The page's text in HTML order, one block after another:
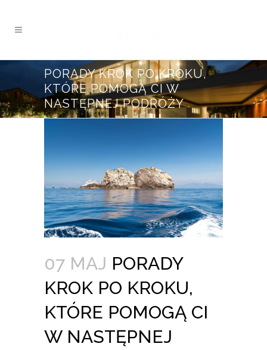
PORADY KROK PO KROKU,
KTÓRE POMOGĄ CI W
NASTĘPNEJ PODRÓŻY
07 MAJ PORADY
KROK PO KROKU,
KTÓRE POMOGĄ CI
W NASTĘPNEJ